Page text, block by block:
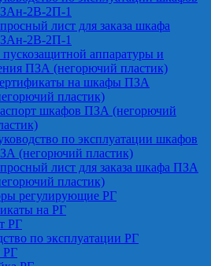
2В-2П-1
лист для заказа шкафа
2В-2П-1
аппаратуры и
ПЗА (негорючий пластик)
на шкафы ПЗА
пластик)
шкафов ПЗА (негорючий
по эксплуатации шкафов
(негорючий пластик)
лист для заказа шкафа ПЗА
пластик)
регулирующие РГ
на РГ
РГ
по эксплуатации РГ
РГ